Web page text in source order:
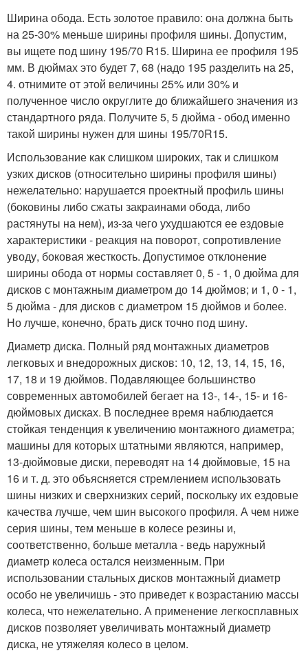
Ширина обода. Есть золотое правило: она должна быть
на 25-30% меньше ширины профиля шины. Допустим,
вы ищете под шину 195/70 R15. Ширина ее профиля 195
мм. В дюймах это будет 7, 68 (надо 195 разделить на 25,
4. отнимите от этой величины 25% или 30% и
полученное число округлите до ближайшего значения из
стандартного ряда. Получите 5, 5 дюйма - обод именно
такой ширины нужен для шины 195/70R15.
Использование как слишком широких, так и слишком
узких дисков (относительно ширины профиля шины)
нежелательно: нарушается проектный профиль шины
(боковины либо сжаты закраинами обода, либо
растянуты на нем), из-за чего ухудшаются ее ездовые
характеристики - реакция на поворот, сопротивление
уводу, боковая жесткость. Допустимое отклонение
ширины обода от нормы составляет 0, 5 - 1, 0 дюйма для
дисков с монтажным диаметром до 14 дюймов; и 1, 0 - 1,
5 дюйма - для дисков с диаметром 15 дюймов и более.
Но лучше, конечно, брать диск точно под шину.
Диаметр диска. Полный ряд монтажных диаметров
легковых и внедорожных дисков: 10, 12, 13, 14, 15, 16,
17, 18 и 19 дюймов. Подавляющее большинство
современных автомобилей бегает на 13-, 14-, 15- и 16-
дюймовых дисках. В последнее время наблюдается
стойкая тенденция к увеличению монтажного диаметра;
машины для которых штатными являются, например,
13-дюймовые диски, переводят на 14 дюймовые, 15 на
16 и т. д. это объясняется стремлением использовать
шины низких и сверхнизких серий, поскольку их ездовые
качества лучше, чем шин высокого профиля. А чем ниже
серия шины, тем меньше в колесе резины и,
соответственно, больше металла - ведь наружный
диаметр колеса остался неизменным. При
использовании стальных дисков монтажный диаметр
особо не увеличишь - это приведет к возрастанию массы
колеса, что нежелательно. А применение легкосплавных
дисков позволяет увеличивать монтажный диаметр
диска, не утяжеляя колесо в целом.